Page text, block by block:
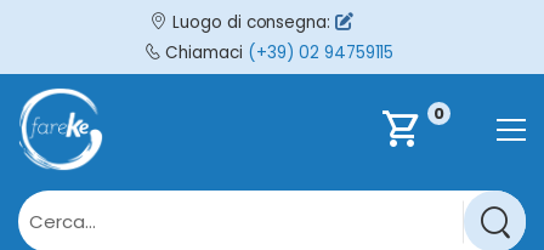
Luogo di consegna:
Chiamaci (+39) 02 94759115
shopping_cart 0